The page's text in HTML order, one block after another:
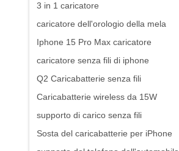
3 in 1 caricatore
caricatore dell'orologio della mela
Iphone 15 Pro Max caricatore
caricatore senza fili di iphone
Q2 Caricabatterie senza fili
Caricabatterie wireless da 15W
supporto di carico senza fili
Sosta del caricabatterie per iPhone